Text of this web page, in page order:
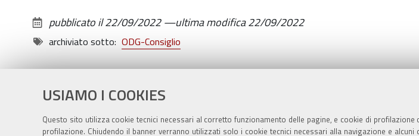
USIAMO I COOKIES
Questo sito utilizza cookie tecnici necessari al corretto funzionamento delle pagine, e cookie di profilazione
profilazione. Chiudendo il banner verranno utilizzati solo i cookie tecnici necessari alla navigazione e
pubblicato il22/09/2022—ultima modifica22/09/2022
archiviato sotto: ODG-Consiglio